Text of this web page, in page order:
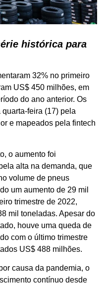
histórica para
32% no primeiro
US$ 450 milhões, em
do ano anterior. Os
feira (17) pela
e mapeados pela fintech
o aumento foi
alta na demanda, que
volume de pneus
um aumento de 29 mil
trimestre de 2022,
mil toneladas. Apesar do
houve uma queda de
com o último trimestre
US$ 488 milhões.
causa da pandemia, o
contínuo desde